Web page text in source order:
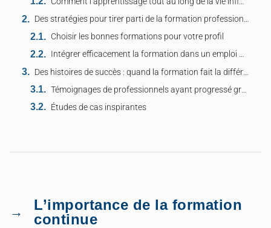
Des stratégies pour tirer parti de la formation professionnelle
Choisir les bonnes formations pour votre profil
Intégrer efficacement la formation dans un emploi du temps chargé
Des histoires de succès : quand la formation fait la différence
Témoignages de professionnels ayant progressé grâce à la formation
Études de cas inspirantes
L’importance de la formation
continue